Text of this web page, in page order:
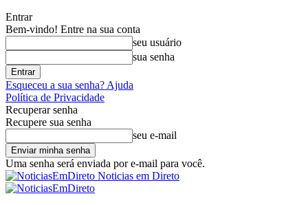
Entrar
Bem-vindo! Entre na sua conta
seu usuário
sua senha
Esqueceu a sua senha? Ajuda
Política de Privacidade
Recuperar senha
Recupere sua senha
seu e-mail
Uma senha será enviada por e-mail para você.
Noticias em Direto